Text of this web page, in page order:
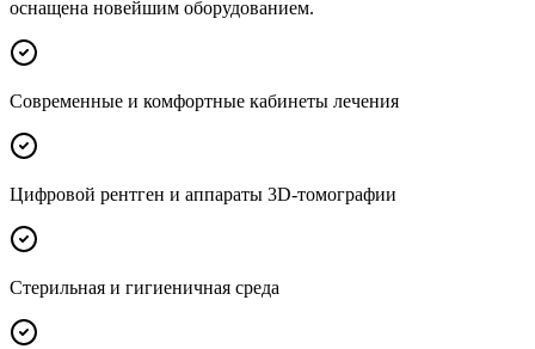
оснащена новейшим оборудованием.
Современные и комфортные кабинеты лечения
Цифровой рентген и аппараты 3D-томографии
Стерильная и гигиеничная среда